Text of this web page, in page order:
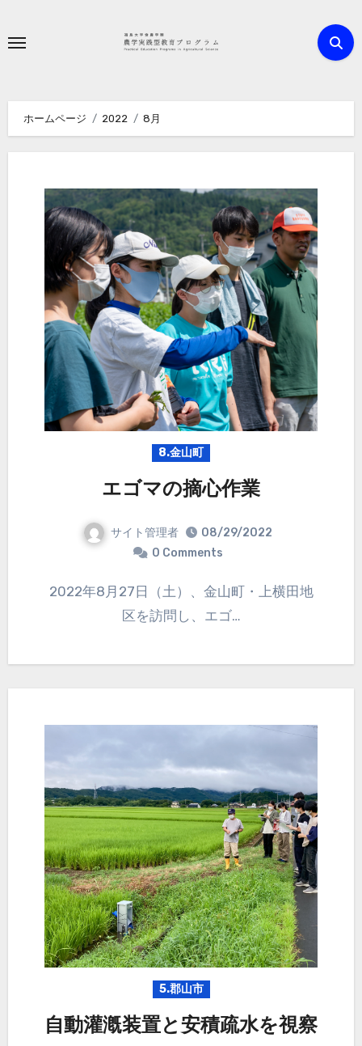
ホームページ 2022 8月
8.金山町
エゴマの摘心作業
サイト管理者
08/29/2022
0 Comments
2022年8月27日（土）、金山町・上横田地
区を訪問し、エゴ…
5.郡山市
自動灌漑装置と安積疏水を視察